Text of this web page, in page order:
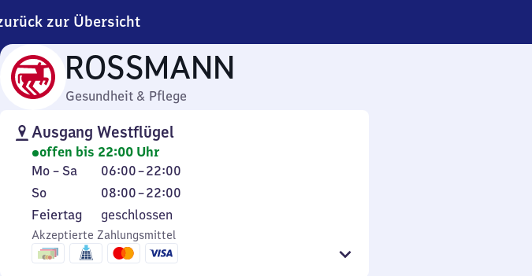
zur Übersicht
ROSSMANN
Gesundheit & Pflege
Ausgang Westflügel
offen bis 22:00 Uhr
Montag
bis
Samstag
Mo – Sa 06:00–22:00
Von
6
bis
22
Uhr
Sonntag
So 08:00–22:00
Von
8
Uhr
bis
22
Feiertag
Feiertag geschlossen
Akzeptierte Zahlungsmittel